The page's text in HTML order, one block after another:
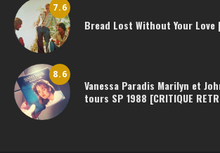
7.6
Bread Lost Without Your Love
8.6
Vanessa Paradis Marilyn et
tours SP 1988 [CRITIQUE